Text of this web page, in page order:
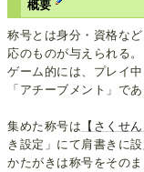
概要
称号とは身分・資格な
応のものが与えられる。
ゲーム的には、プレイ
「アチーブメント」であ
集めた称号は 【さくせん
き設定」にて肩書きに
かたがきは称号をその